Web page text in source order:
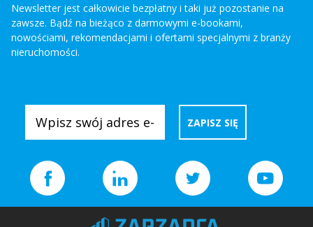
Newsletter jest całkowicie bezpłatny i taki już pozostanie na
zawsze. Bądź na bieżąco z darmowymi e-bookami,
nowościami, rekomendacjami i ofertami specjalnymi z branży
nieruchomości.